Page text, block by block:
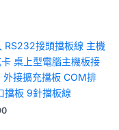
RS232接頭擋板線 主機
桌上型電腦主機板接
外接擴充擋板 COM排
擋板 9針擋板線